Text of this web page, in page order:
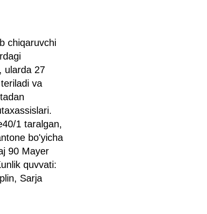
chiqaruvchi
ularda 27
va
1 taralgan,
bo'yicha
90 Mayer
quvvati:
Sarja